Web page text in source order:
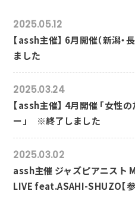
2025.05.12
【assh主催】 6月開催（新潟
ました
2025.03.24
【assh主催】 4月開催 「女性
ー」 ※終了しました
2025.03.02
assh主催 ジャズピアニスト
LIVE feat.ASAHI-SHUZO【参